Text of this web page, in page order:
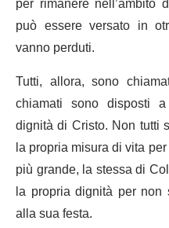
può essere versato in
vanno perduti.
Tutti, allora, sono
chiamati sono disposti
dignità di Cristo. Non tutti
la propria misura di vita
più grande, la stessa di
la propria dignità per
alla sua festa.